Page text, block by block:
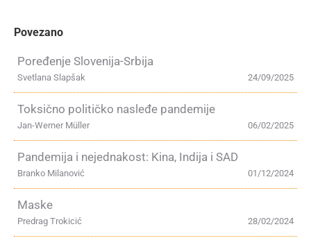
Povezano
Poređenje Slovenija-Srbija
24/09/2025
Svetlana Slapšak
Toksično političko nasleđe pandemije
06/02/2025
Jan-Werner Müller
Pandemija i nejednakost: Kina, Indija i SAD
01/12/2024
Branko Milanović
Maske
28/02/2024
Predrag Trokicić